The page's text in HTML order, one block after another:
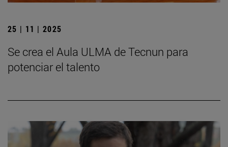
25 | 11 | 2025
Se crea el Aula ULMA de Tecnun para
potenciar el talento